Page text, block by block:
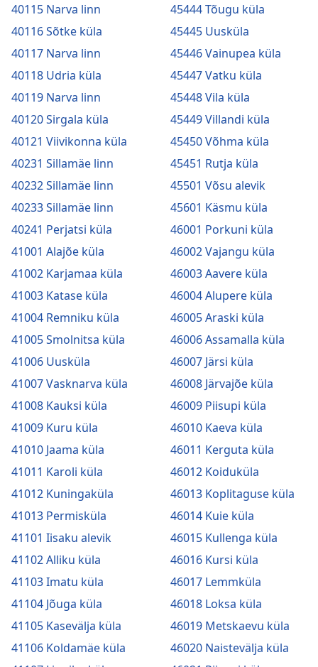
40115 Narva linn
40116 Sõtke küla
40117 Narva linn
40118 Udria küla
40119 Narva linn
40120 Sirgala küla
40121 Viivikonna küla
40231 Sillamäe linn
40232 Sillamäe linn
40233 Sillamäe linn
40241 Perjatsi küla
41001 Alajõe küla
41002 Karjamaa küla
41003 Katase küla
41004 Remniku küla
41005 Smolnitsa küla
41006 Uusküla
41007 Vasknarva küla
41008 Kauksi küla
41009 Kuru küla
41010 Jaama küla
41011 Karoli küla
41012 Kuningaküla
41013 Permisküla
41101 Iisaku alevik
41102 Alliku küla
41103 Imatu küla
41104 Jõuga küla
41105 Kasevälja küla
41106 Koldamäe küla
45444 Tõugu küla
45445 Uusküla
45446 Vainupea küla
45447 Vatku küla
45448 Vila küla
45449 Villandi küla
45450 Võhma küla
45451 Rutja küla
45501 Võsu alevik
45601 Käsmu küla
46001 Porkuni küla
46002 Vajangu küla
46003 Aavere küla
46004 Alupere küla
46005 Araski küla
46006 Assamalla küla
46007 Järsi küla
46008 Järvajõe küla
46009 Piisupi küla
46010 Kaeva küla
46011 Kerguta küla
46012 Koiduküla
46013 Koplitaguse küla
46014 Kuie küla
46015 Kullenga küla
46016 Kursi küla
46017 Lemmküla
46018 Loksa küla
46019 Metskaevu küla
46020 Naistevälja küla